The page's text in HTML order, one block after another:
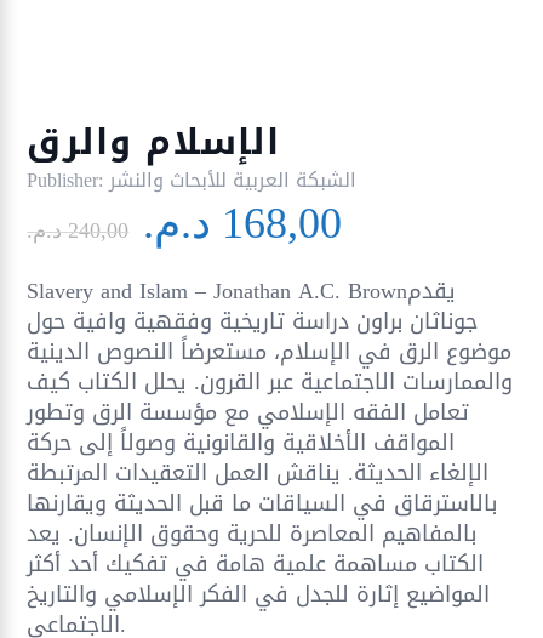
الإسلام والرق
Publisher: الشبكة العربية للأبحاث والنشر
240,00 د.م. Le
prix
initial
était : 240,00 د.م..
168,00 د.م.
actuel
est :
Slavery and Islam – Jonathan A.C. Brownيقدم
جوناثان براون دراسة تاريخية وفقهية وافية حول
موضوع الرق في الإسلام، مستعرضاً النصوص الدينية
والممارسات الاجتماعية عبر القرون. يحلل الكتاب كيف
تعامل الفقه الإسلامي مع مؤسسة الرق وتطور
المواقف الأخلاقية والقانونية وصولاً إلى حركة
الإلغاء الحديثة. يناقش العمل التعقيدات المرتبطة
بالاسترقاق في السياقات ما قبل الحديثة ويقارنها
بالمفاهيم المعاصرة للحرية وحقوق الإنسان. يعد
الكتاب مساهمة علمية هامة في تفكيك أحد أكثر
المواضيع إثارة للجدل في الفكر الإسلامي والتاريخ
الاجتماعي.